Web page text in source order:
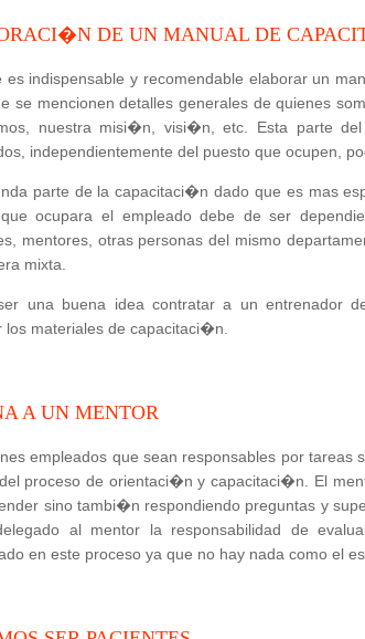
DE UN MANUAL DE
es indispensable y recomendable elaborar un
se mencionen detalles generales de quienes
nuestra misi�n, visi�n, etc. Esta parte
independientemente del puesto que ocupen,
parte de la capacitaci�n dado que es mas
ocupara el empleado debe de ser
mentores, otras personas del mismo
mixta.
una buena idea contratar a un entrenador
materiales de capacitaci�n.
A UN MENTOR
empleados que sean responsables por
proceso de orientaci�n y capacitaci�n. El
sino tambi�n respondiendo preguntas y
al mentor la responsabilidad de
en este proceso ya que no hay nada como el